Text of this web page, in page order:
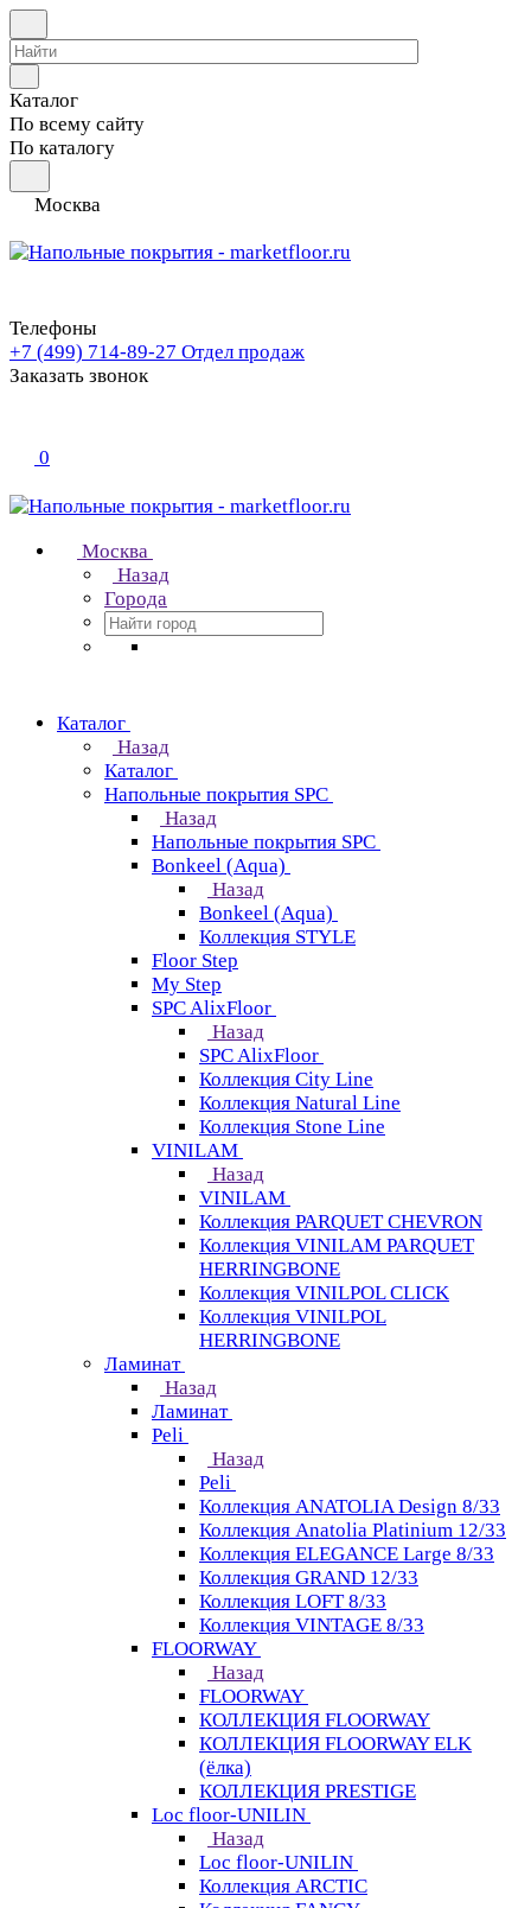
Каталог
По всему сайту
По каталогу
Москва
Телефоны
+7 (499) 714-89-27 Отдел продаж
Заказать звонок
0
Москва
Назад
Города
Каталог
Назад
Каталог
Напольные покрытия SPC
Назад
Напольные покрытия SPC
Bonkeel (Aqua)
Назад
Bonkeel (Aqua)
Коллекция STYLE
Floor Step
My Step
SPC AlixFloor
Назад
SPC AlixFloor
Коллекция City Line
Коллекция Natural Line
Коллекция Stone Line
VINILAM
Назад
VINILAM
Коллекция PARQUET CHEVRON
Коллекция VINILAM PARQUET
HERRINGBONE
Коллекция VINILPOL CLICK
Коллекция VINILPOL
HERRINGBONE
Ламинат
Назад
Ламинат
Peli
Назад
Peli
Коллекция ANATOLIA Design 8/33
Коллекция Anatolia Platinium 12/33
Коллекция ELEGANCE Large 8/33
Коллекция GRAND 12/33
Коллекция LOFT 8/33
Коллекция VINTAGE 8/33
FLOORWAY
Назад
FLOORWAY
КОЛЛЕКЦИЯ FLOORWAY
КОЛЛЕКЦИЯ FLOORWAY ELK
(ёлка)
КОЛЛЕКЦИЯ PRESTIGE
Loс floor-UNILIN
Назад
Loс floor-UNILIN
Коллекция ARCTIС